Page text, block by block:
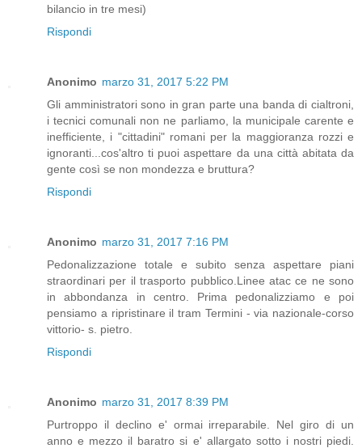
bilancio in tre mesi)
Rispondi
Anonimo marzo 31, 2017 5:22 PM
Gli amministratori sono in gran parte una banda di cialtroni,
i tecnici comunali non ne parliamo, la municipale carente e
inefficiente, i "cittadini" romani per la maggioranza rozzi e
ignoranti...cos'altro ti puoi aspettare da una città abitata da
gente così se non mondezza e bruttura?
Rispondi
Anonimo marzo 31, 2017 7:16 PM
Pedonalizzazione totale e subito senza aspettare piani
straordinari per il trasporto pubblico.Linee atac ce ne sono
in abbondanza in centro. Prima pedonalizziamo e poi
pensiamo a ripristinare il tram Termini - via nazionale-corso
vittorio- s. pietro.
Rispondi
Anonimo marzo 31, 2017 8:39 PM
Purtroppo il declino e' ormai irreparabile. Nel giro di un
anno e mezzo il baratro si e' allargato sotto i nostri piedi.